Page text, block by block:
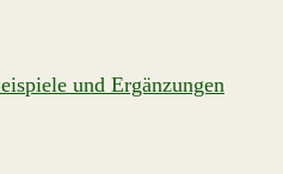
und Ergänzungen